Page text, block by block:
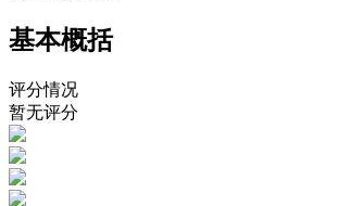
基本概括
评分情况
暂无评分